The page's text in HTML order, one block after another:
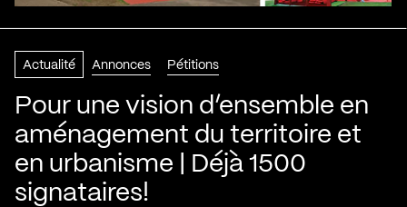
Actualité Annonces Pétitions
Pour une vision d’ensemble en
aménagement du territoire et
en urbanisme | Déjà 1500
signataires!